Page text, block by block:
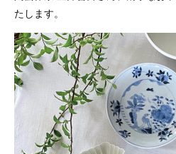
たします。